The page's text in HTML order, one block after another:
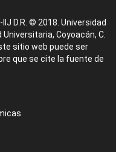
D.R. © 2018. Universidad
Coyoacán, C.
sitio web puede ser
que se cite la fuente de